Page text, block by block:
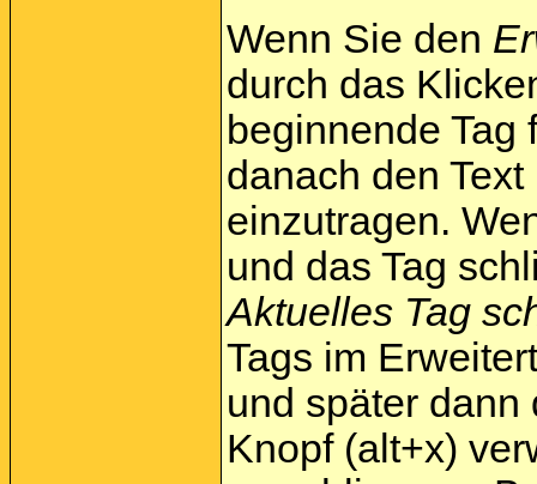
Wenn Sie den
durch das
beginnende
danach den
einzutragen.
und das Tag
Aktuelles Tag
Tags im
und später
Knopf (alt+x)